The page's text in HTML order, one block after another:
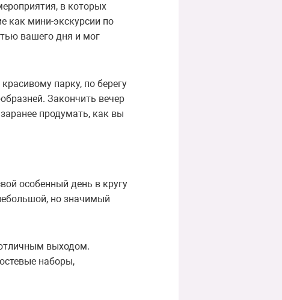
в которых
как мини-экскурсии по
вашего дня и мог
парку, по берегу
Закончить вечер
продумать, как вы
особенный день в кругу
но значимый
выходом.
наборы,